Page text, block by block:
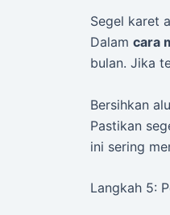
Segel karet
Dalam cara
bulan. Jika
Bersihkan
Pastikan
ini sering
Langkah 5: